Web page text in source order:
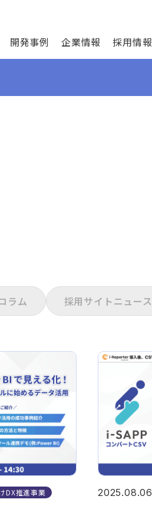
開発事例 企業情報 採用情報
ラム 採用サイトニュース
DX推進事業 2025.08.06